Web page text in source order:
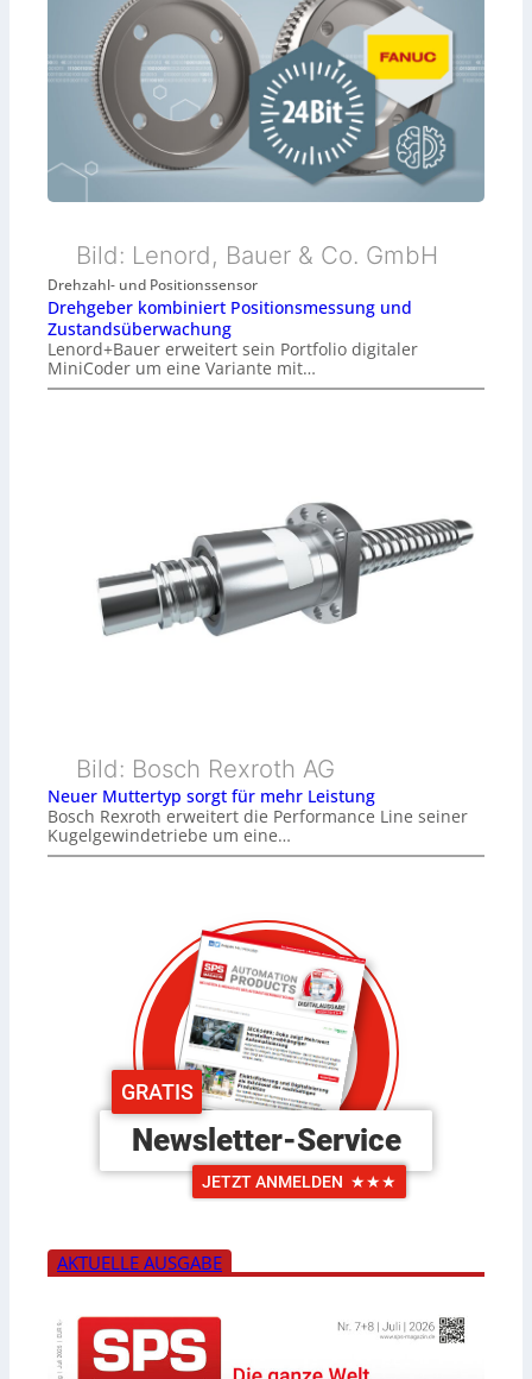
Bild: Lenord, Bauer & Co. GmbH
Drehzahl- und Positionssensor
Drehgeber kombiniert Positionsmessung und
Zustandsüberwachung
Lenord+Bauer erweitert sein Portfolio digitaler
MiniCoder um eine Variante mit…
Bild: Bosch Rexroth AG
Neuer Muttertyp sorgt für mehr Leistung
Bosch Rexroth erweitert die Performance Line seiner
Kugelgewindetriebe um eine…
GRATIS
Newsletter-Service
JETZT ANMELDEN ★★★
AKTUELLE AUSGABE